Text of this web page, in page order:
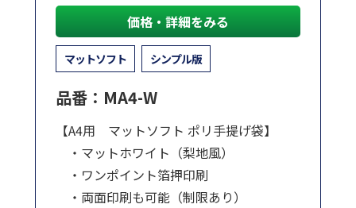
価格・詳細をみる
マットソフト シンプル版
品番：MA4-W
【A4用 マットソフト ポリ手提げ袋】
・マットホワイト（梨地風）
・ワンポイント箔押印刷
・両面印刷も可能（制限あり）